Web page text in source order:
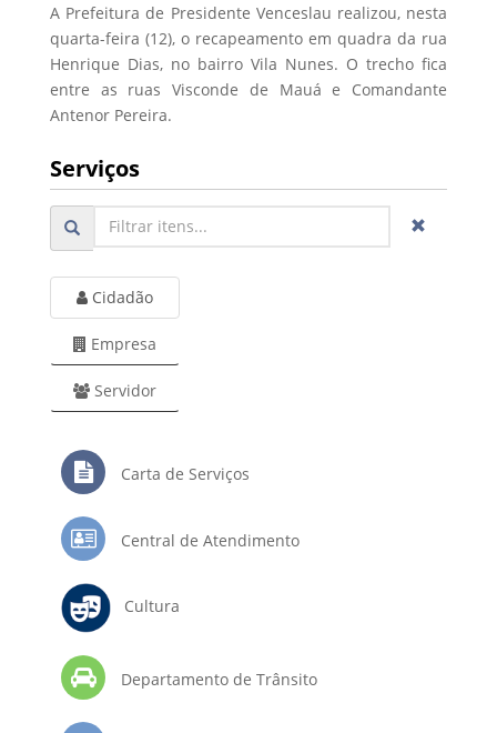
A Prefeitura de Presidente Venceslau realizou, nesta
quarta-feira (12), o recapeamento em quadra da rua
Henrique Dias, no bairro Vila Nunes. O trecho fica
entre as ruas Visconde de Mauá e Comandante
Antenor Pereira.
Serviços
Cidadão
Empresa
Servidor
Carta de Serviços
Central de Atendimento
Cultura
Departamento de Trânsito